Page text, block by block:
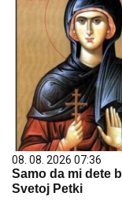
08. 08. 2026 07:36
Samo da mi dete
Svetoj Petki